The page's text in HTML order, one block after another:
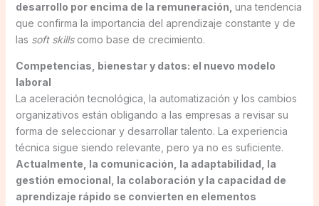
desarrollo por encima de la remuneración, una tendencia
que confirma la importancia del aprendizaje constante y de
las soft skillscomo base de crecimiento.
Competencias, bienestar y datos: el nuevo modelo
laboral
La aceleración tecnológica, la automatización y los cambios
organizativos están obligando a las empresas a revisar su
forma de seleccionar y desarrollar talento. La experiencia
técnica sigue siendo relevante, pero ya no es suficiente.
Actualmente, la comunicación, la adaptabilidad, la
gestión emocional, la colaboración y la capacidad de
aprendizaje rápido se convierten en elementos